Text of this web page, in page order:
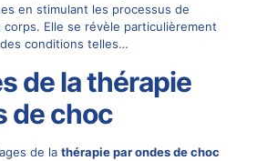
en stimulant les processus de
Elle se révèle particulièrement
conditions telles…
de la thérapie
de choc
de la thérapie par ondes de choc